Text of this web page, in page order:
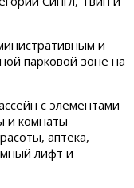
и
парковой зоне на
с элементами
и комнаты
аптека,
лифт и